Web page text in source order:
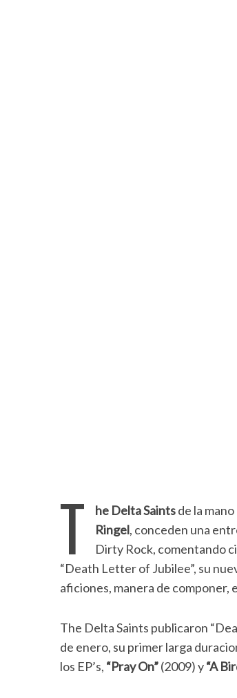
T he Delta Saintsde la
Ringel, conceden una
Dirty Rock, comentando
“Death Letter of Jubilee”, su
aficiones, manera de componer,
The Delta Saints publicaron
de enero, su primer larga
los EP’s, “Pray On”(2009) y“A